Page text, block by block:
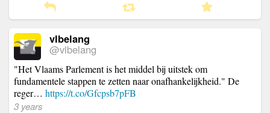
vlbelang
@vlbelang
"Het Vlaams Parlement is het middel bij uitstek om
fundamentele stappen te zetten naar onafhankelijkheid." De
reger… https://t.co/Gfcpsb7pFB
3 years